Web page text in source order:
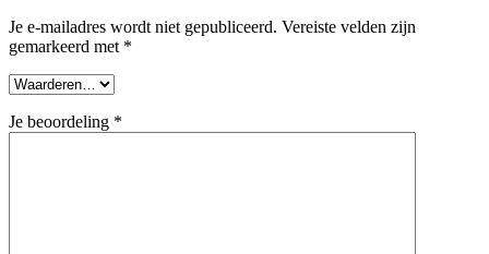
Je e-mailadres wordt niet gepubliceerd. Vereiste velden zijn
gemarkeerd met *
Je beoordeling *